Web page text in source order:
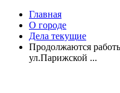
Главная
О городе
Дела текущие
Продолжаются
ул.Парижской ...